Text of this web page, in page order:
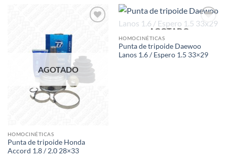
AGOTADO
HOMOCINÉTICAS
Punta de tripoide Honda
Accord 1.8 / 2.0 28×33
AGOTADO
HOMOCINÉTICAS
Punta de tripoide Daewoo
Lanos 1.6 / Espero 1.5 33×29